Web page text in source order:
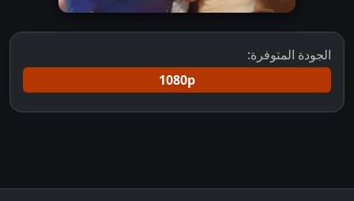
الجودة المتوفرة:
1080p